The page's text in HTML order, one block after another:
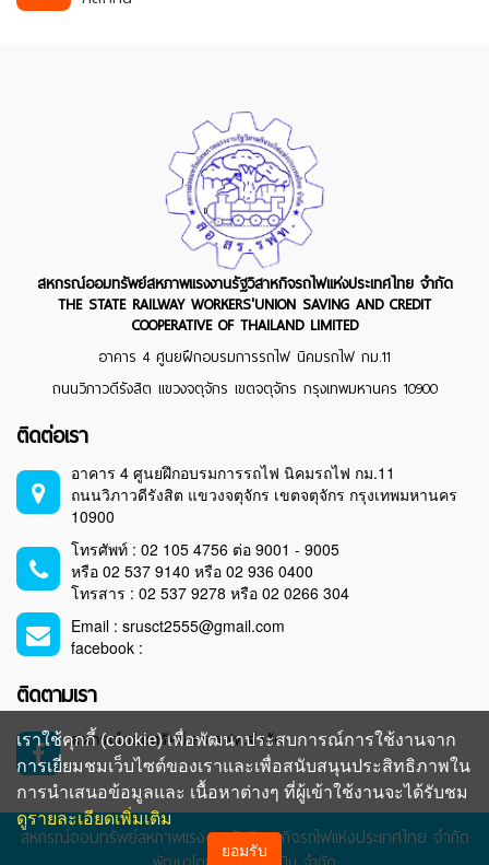
สหกรณ์ออมทรัพย์สหภาพแรงงานรัฐวิสาหกิจรถไฟแห่งประเทศไทย จำกัด
THE STATE RAILWAY WORKERS'UNION SAVING AND CREDIT
COOPERATIVE OF THAILAND LIMITED
อาคาร 4 ศูนยฝึกอบรมการรถไฟ นิคมรถไฟ กม.11
ถนนวิภาวดีรังสิต แขวงจตุจักร เขตจตุจักร กรุงเทพมหานคร 10900
ติดต่อเรา
อาคาร 4 ศูนยฝึกอบรมการรถไฟ นิคมรถไฟ กม.11
ถนนวิภาวดีรังสิต แขวงจตุจักร เขตจตุจักร กรุงเทพมหานคร
10900
โทรศัพท์ : 02 105 4756 ต่อ 9001 - 9005
หรือ 02 537 9140 หรือ 02 936 0400
โทรสาร : 02 537 9278 หรือ 02 0266 304
Email : srusct2555@gmail.com
facebook :
ติดตามเรา
สหกรณ์ออมทรัพย์ สร.รฟท.จำกัด
สหกรณ์ออมทรัพย์สหภาพแรงงานรัฐวิสาหกิจรถไฟแห่งประเทศไทย จำกัด
เราใช้คุกกี้ (cookie) เพื่อพัฒนาประสบการณ์การใช้งานจาก
การเยี่ยมชมเว็บไซต์ของเราและเพื่อสนับสนุนประสิทธิภาพใน
การนำเสนอข้อมูลและ เนื้อหาต่างๆ ที่ผู้เข้าใช้งานจะได้รับชม
ดูรายละเอียดเพิ่มเติม
ยอมรับ